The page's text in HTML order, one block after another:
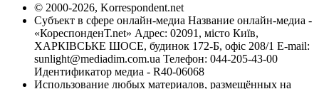
© 2000-2026, Korrespondent.net
Субъект в сфере онлайн-медиа Название онлайн-медиа -
«КореспонденТ.net» Адрес: 02091, місто Київ,
ХАРКІВСЬКЕ ШОСЕ, будинок 172-Б, офіс 208/1 E-mail:
sunlight@mediadim.com.ua Телефон: 044-205-43-00
Идентификатор медиа - R40-06068
Использование любых материалов, размещённых на